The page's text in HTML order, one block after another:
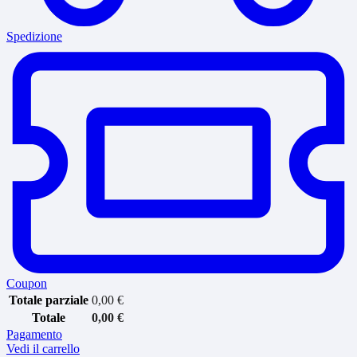
Spedizione
Coupon
Totale parziale 0,00 €
Totale
0,00 €
Pagamento
Vedi il carrello